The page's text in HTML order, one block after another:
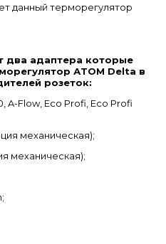
данный терморегулятор
два адаптера которые
АТОМ Delta в
розеток:
A-Flow, Eco Profi, Eco Profi
механическая);
механическая);